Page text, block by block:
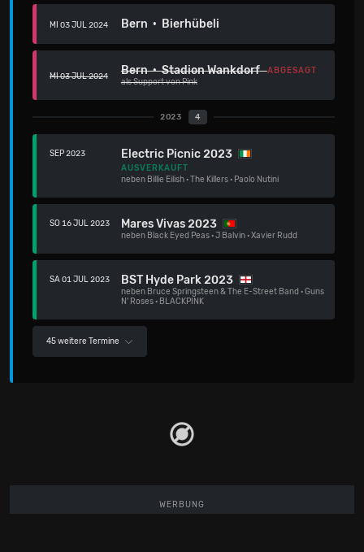
MI 03 JUL 2024 Bern · Bierhübeli
MI 03 JUL 2024 Bern · Stadion Wankdorf
ABGESAGT
als Support von Pink
2023 4
SEP 2023 Electric Picnic 2023
AUSVERKAUFT
neben Billie Eilish·The Killers· Paolo Nutini
SO 16 JUL 2023 Mares Vivas 2023
neben Black Eyed Peas·J Balvin·Xavier Rudd
SA 01 JUL 2023 BST Hyde Park 2023
neben Bruce Springsteen & The E-Street Band ·Guns
N' Roses· BLACKPINK
45 weitere Termine
WERBUNG